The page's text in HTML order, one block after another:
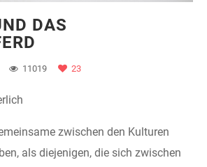
DAS
11019 23
zwischen den Kulturen
als diejenigen, die sich zwischen